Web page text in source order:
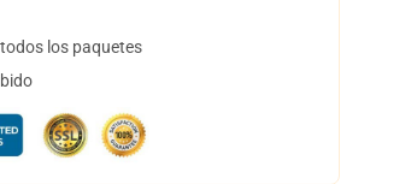
los paquetes